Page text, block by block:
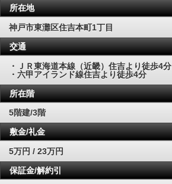
所在地
神戸市東灘区住吉本町1丁目
交通
・ＪＲ東海道本線（近畿）住吉より徒歩4分
・六甲アイランド線住吉より徒歩4分
所在階
5階建/3階
敷金/礼金
5万円 / 23万円
保証金/解約引